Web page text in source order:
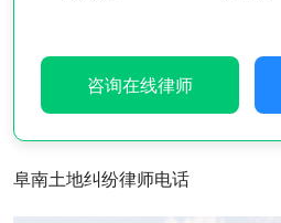
咨询在线律师
阜南土地纠纷律师电话